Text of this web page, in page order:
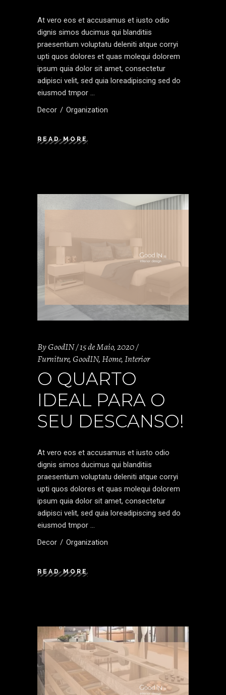
At vero eos et accusamus et iusto odio
dignis simos ducimus qui blanditiis
praesentium voluptatu deleniti atque corryi
upti quos dolores et quas molequi dolorem
ipsum quia dolor sit amet, consectetur
adipisci velit, sed quia loreadipiscing sed do
eiusmod tmpor
Decor
Organization
READ MORE
ByGoodIN 15 de Maio, 2020
Furniture,GoodIN,Home,Interior
O QUARTO
IDEAL PARA O
SEU DESCANSO!
At vero eos et accusamus et iusto odio
dignis simos ducimus qui blanditiis
praesentium voluptatu deleniti atque corryi
upti quos dolores et quas molequi dolorem
ipsum quia dolor sit amet, consectetur
adipisci velit, sed quia loreadipiscing sed do
eiusmod tmpor
Decor
Organization
READ MORE